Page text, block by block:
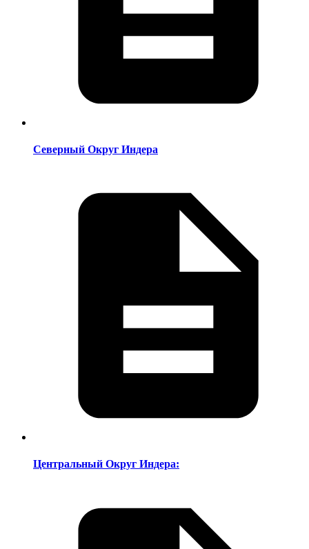
Северный Округ Индера
Центральный Округ Индера: